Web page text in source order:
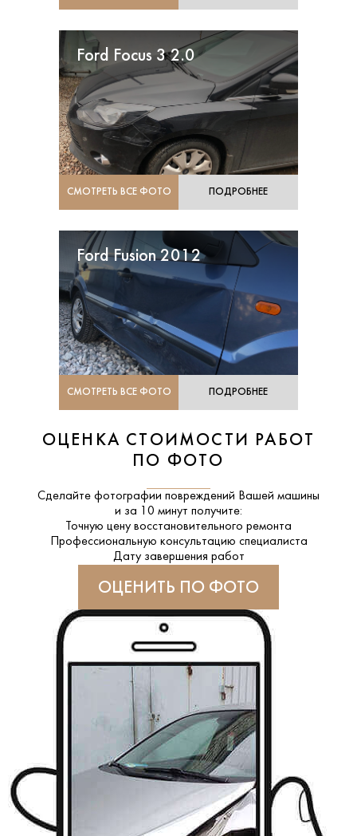
Ford Focus 3 2.0
СМОТРЕТЬ ВСЕ ФОТО ПОДРОБНЕЕ
Ford Fusion 2012
СМОТРЕТЬ ВСЕ ФОТО ПОДРОБНЕЕ
ОЦЕНКА СТОИМОСТИ РАБОТ
ПО ФОТО
Сделайте фотографии повреждений Вашей машины
и за
10 минут получите:
Точную цену восстановительного ремонта
Профессиональную консультацию специалиста
Дату завершения работ
ОЦЕНИТЬ ПО ФОТО